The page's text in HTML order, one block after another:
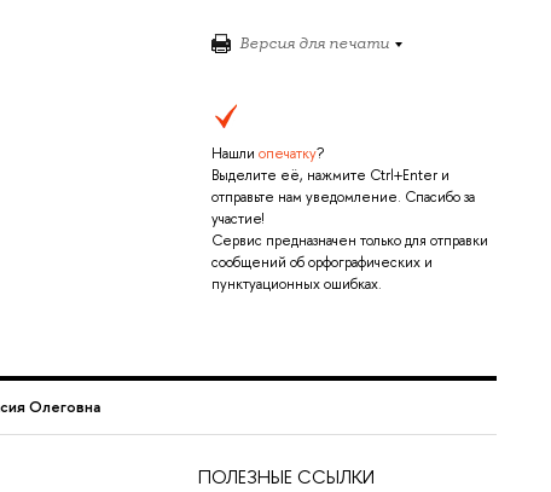
Версия для печати
Нашли опечатку?
Выделите её, нажмите Ctrl+Enter и
отправьте нам уведомление. Спасибо за
участие!
Сервис предназначен только для отправки
сообщений об орфографических и
пунктуационных ошибках.
Олеговна
ПОЛЕЗНЫЕ ССЫЛКИ